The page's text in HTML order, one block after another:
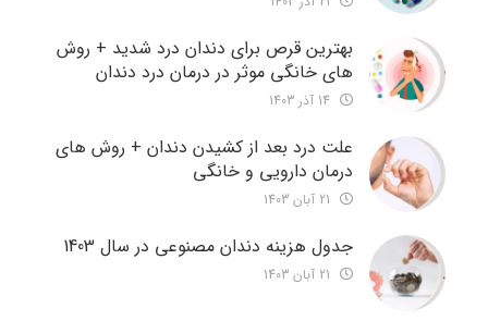
بهترین قرص برای دندان درد شدید + روش
های خانگی موثر در درمان درد دندان
علت درد بعد از کشیدن دندان + روش های
درمان دارویی و خانگی
جدول هزینه دندان مصنوعی در سال 1403